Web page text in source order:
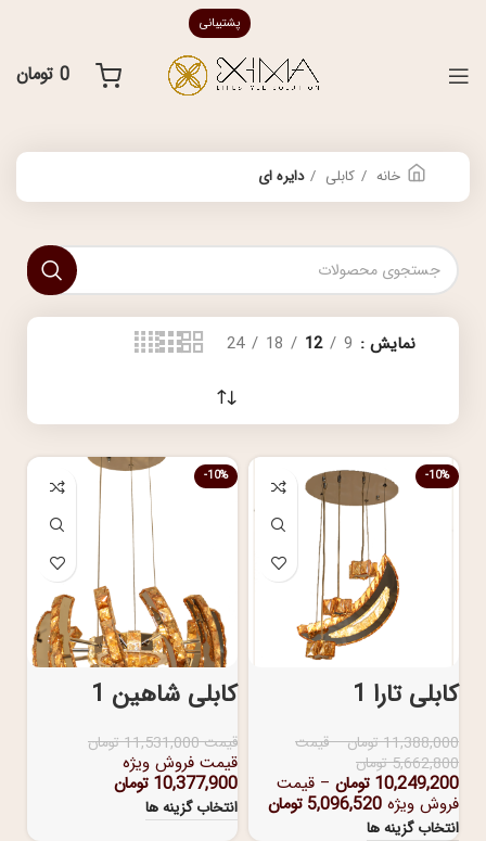
پشتیبانی
0 تومان
خانه کابلی دایره ای
نمایش 9
12
18
24
-10%
کابلی تارا 1
11,388,000تومان–قیمت
5,662,800تومان
10,249,200 تومان – قیمت
فروش ویژه 5,096,520 تومان
انتخاب گزینه ها
-10%
کابلی شاهین 1
قیمت11,531,000تومان
قیمت فروش ویژه
10,377,900 تومان
انتخاب گزینه ها